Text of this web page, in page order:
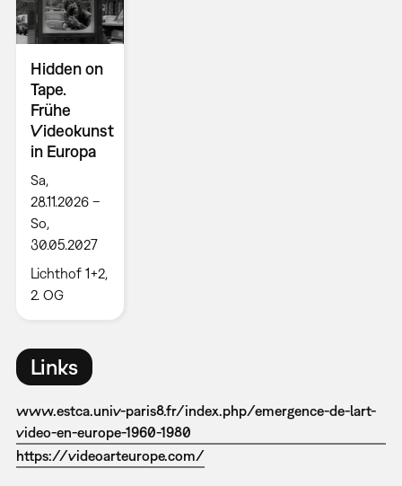
Hidden on
Tape.
Frühe
Videokunst
in Europa
Sa,
28.11.2026 –
So,
30.05.2027
Lichthof 1+2,
2. OG
Links
www.estca.univ-paris8.fr/index.php/emergence-de-lart-
video-en-europe-1960-1980
https://videoarteurope.com/